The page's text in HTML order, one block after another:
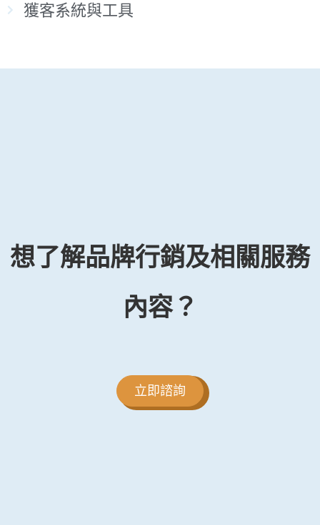
獲客系統與工具
想了解品牌行銷及相關服務
內容？
立即諮詢